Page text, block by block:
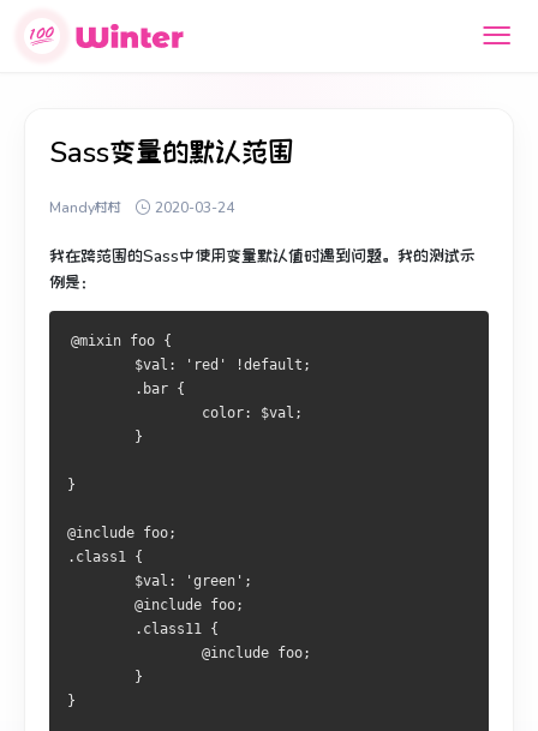
Sass变量的默认范围
Mandy村村 2020-03-24
我在跨范围的Sass中使用变量默认值时遇到问题。 我的测试示
例是：
@mixin foo {
        $val: 'red' !default;
        .bar {
                color: $val;
        }
}
@include foo;
.class1 {
        $val: 'green';
        @include foo;
        .class11 {
                @include foo;
        }
}